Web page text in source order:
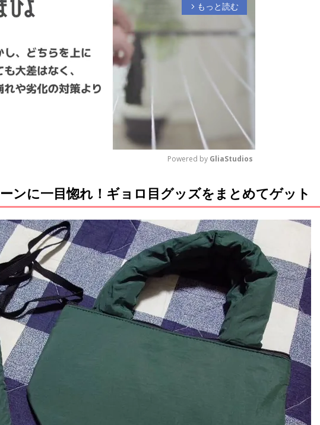
arrow_forward_ios もっと読む
M
u
t
e
Powered by GliaStudios
ンに一目惚れ！ギョロ目グッズをまとめてゲット